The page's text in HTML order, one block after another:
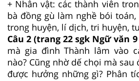
+ Nhân vật: các thành viên
bà đồng gù làm nghề bói
trong huyện, lí dịch, tri huyện,
Câu 2 (trang 22 sgk Ngữ văn 9
mà gia đình Thành lâm vào
nào? Cũng nhờ dế chọi mà sau
được hưởng những gì? Phân